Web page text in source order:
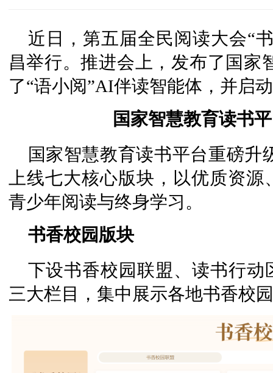
近日，第五届全民阅读大会“
昌举行。推进会上，发布了国家
了“语小阅”AI伴读智能体，并启
国家智慧教育读书
国家智慧教育读书平台重磅升
上线七大核心版块，以优质资
青少年阅读与终身学习。
书香校园版块
下设书香校园联盟、读书行
三大栏目，集中展示各地书香校